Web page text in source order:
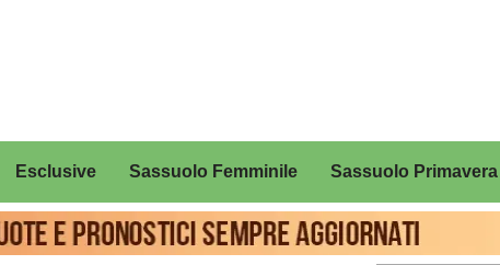
Esclusive Sassuolo Femminile Sassuolo Primavera